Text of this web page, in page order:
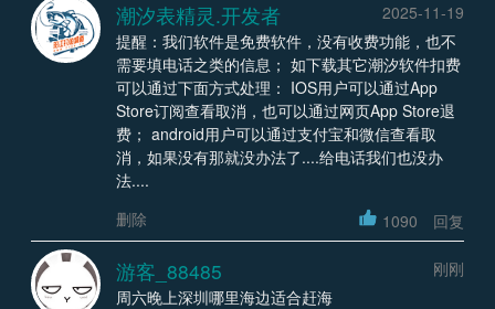
潮汐表精灵.开发者
2025-11-19
提醒：我们软件是免费软件，没有收费功能，也不
需要填电话之类的信息； 如下载其它潮汐软件扣费
可以通过下面方式处理： IOS用户可以通过App
Store订阅查看取消，也可以通过网页App Store退
费； android用户可以通过支付宝和微信查看取
消，如果没有那就没办法了....给电话我们也没办
法....
删除
1090 回复
游客_88485
刚刚
周六晚上深圳哪里海边适合赶海